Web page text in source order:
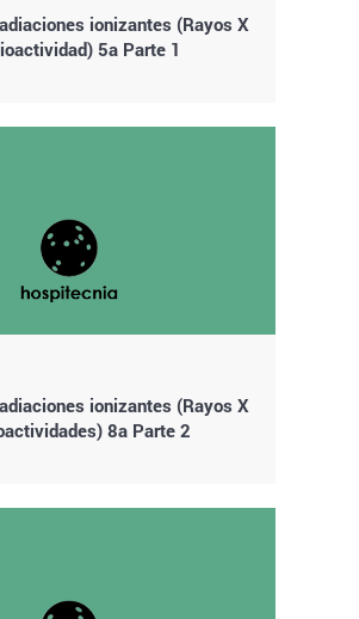
ionizantes (Rayos X
5a Parte 1
ionizantes (Rayos X
8a Parte 2